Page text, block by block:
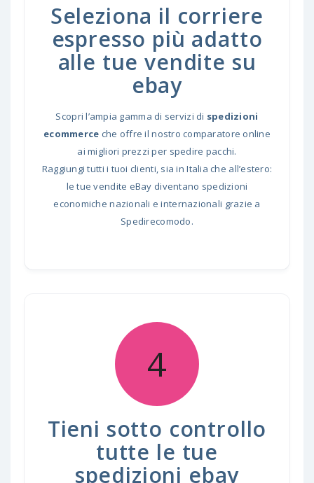
Seleziona il corriere
espresso più adatto
alle tue vendite su
ebay
Scopri l’ampia gamma di servizi di spedizioni
ecommerce che offre il nostro comparatore online
ai migliori prezzi per spedire pacchi.
Raggiungi tutti i tuoi clienti, sia in Italia che all’estero:
le tue vendite eBay diventano spedizioni
economiche nazionali e internazionali grazie a
Spedirecomodo.
4
Tieni sotto controllo
tutte le tue
spedizioni ebay